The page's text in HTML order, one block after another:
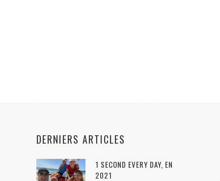
DERNIERS ARTICLES
1 SECOND EVERY DAY, EN
2021